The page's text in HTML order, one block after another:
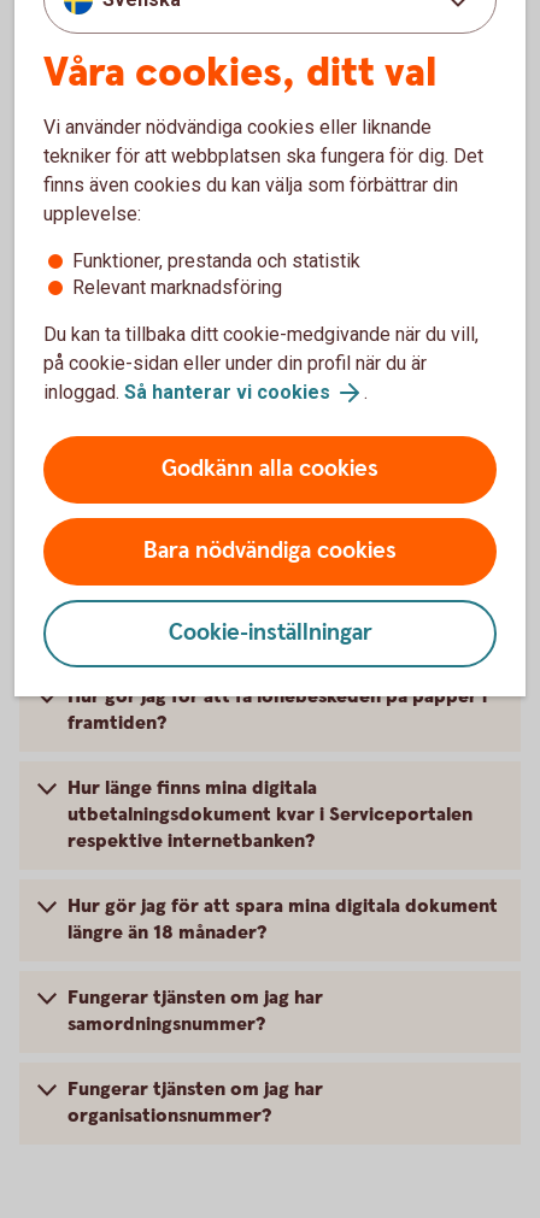
Behöver jag bli kund hos er för att kunna se
dokumenten?
Kan jag få min lönespecifikation till andra
digitala brevlådor?
Kan ni e-posta de digitala
Hur får jag tag på digitala utbetalningsdokument
som är äldre än 18 månader?
Jag är kund i Nordea och hittar inte mina
Det saknas information eller är fel informationen
på mitt lönebesked?
Varför hamnar mina digitala
utbetalningsdokument i internetbanken, när de
tidigare funnits i externa portalen?
Hur gör jag för att få lönebeskeden på papper i
framtiden?
Hur länge finns mina digitala
utbetalningsdokument kvar i Serviceportalen
respektive internetbanken?
Hur gör jag för att spara mina digitala dokument
längre än 18 månader?
Fungerar tjänsten om jag har
samordningsnummer?
Fungerar tjänsten om jag har
organisationsnummer?
Våra cookies, ditt val
Vi använder nödvändiga cookies eller liknande
tekniker för att webbplatsen ska fungera för dig. Det
finns även cookies du kan välja som förbättrar din
upplevelse:
Funktioner, prestanda och statistik
Relevant marknadsföring
Du kan ta tillbaka ditt cookie-medgivande när du vill,
på cookie-sidan eller under din profil när du är
inloggad. Så hanterar vi cookies .
Godkänn alla cookies
Bara nödvändiga cookies
Cookie-inställningar